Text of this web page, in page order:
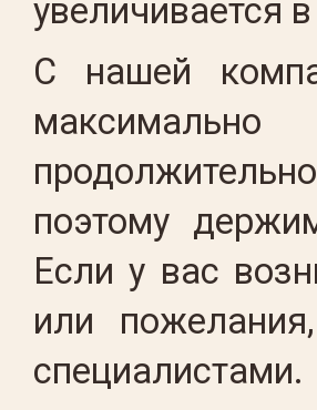
увеличивается
С нашей
поэтому
Если у вас
или